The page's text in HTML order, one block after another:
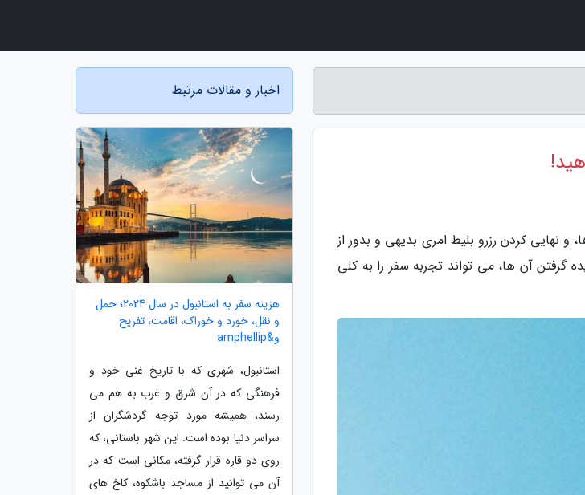
و نهایی کردن رزرو بلیط امری بدیهی و بدور از
آن ها، می تواند تجربه سفر را به کلی
اخبار و مقالات مرتبط
هزینه سفر به استانبول در سال 2024؛ حمل
و نقل، خورد و خوراک، اقامت، تفریح
و&amphellip
استانبول، شهری که با تاریخ غنی خود و
فرهنگی که در آن شرق و غرب به هم می
رسند، همیشه مورد توجه گردشگران از
سراسر دنیا بوده است. این شهر باستانی، که
روی دو قاره قرار گرفته، مکانی است که در
آن می توانید از مساجد باشکوه، کاخ های